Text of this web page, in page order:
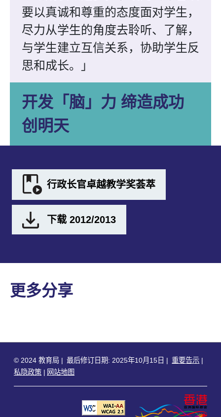
要以真诚和尊重的态度面对学生，
尽力从学生的角度去聆听、了解，
与学生建立互信关系，协助学生反
思和成长。」
开发「脑」力 缔造成功
创明天
行政长官卓越教学奖荟萃
下载 2012/2013
更多分享
© 2024 教育局 最后修订日期: 2025年10月15日
重要告示
私隐政策
网站地图